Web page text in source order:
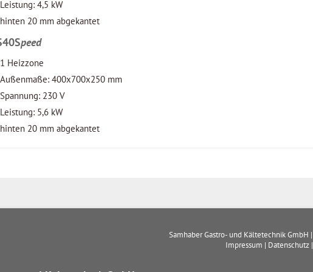
Leistung: 4,5 kW
hinten 20 mm abgekantet
peed
1 Heizzone
Außenmaße: 400x700x250 mm
Spannung: 230 V
Leistung: 5,6 kW
hinten 20 mm abgekantet
Samhaber Gastro- und Kältetechnik GmbH |
Impressum | Datenschutz |